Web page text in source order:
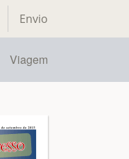
Envio
Viagem